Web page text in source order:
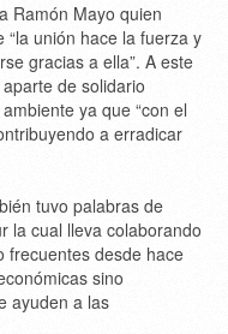
Ramón Mayo quien
unión hace la fuerza y
gracias a ella”. A este
de solidario
ya que “con el
a erradicar
tuvo palabras de
la cual lleva colaborando
frecuentes desde hace
sino
ayuden a las